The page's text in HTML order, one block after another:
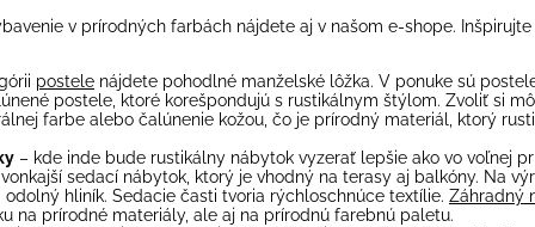
v prírodných farbách nájdete aj v našom e-shope.
postele nájdete pohodlné manželské lôžka. V ponuke sú
postele, ktoré korešpondujú s rustikálnym štýlom. Zvoliť si
farbe alebo čalúnenie kožou, čo je prírodný materiál, ktorý
– kde inde bude rustikálny nábytok vyzerať lepšie ako vo voľnej
sedací nábytok, ktorý je vhodný na terasy aj balkóny. Na
odolný hliník. Sedacie časti tvoria rýchloschnúce textílie. Záhradný
na prírodné materiály, ale aj na prírodnú farebnú paletu.